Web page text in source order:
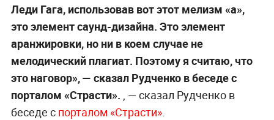
Леди Гага, использовав вот этот мелизм «а»,
это элемент саунд-дизайна. Это элемент
аранжировки, но ни в коем случае не
мелодический плагиат. Поэтому я считаю, что
это наговор», — сказал Рудченко в беседе с
порталом «Страсти». , — сказал Рудченко в
беседе с порталом «Страсти».